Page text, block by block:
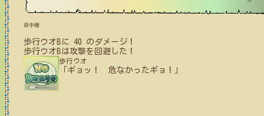
命中増
歩行ウオB に 40 のダメージ！
歩行ウオBは攻撃を回避した！
歩行ウオ
「ギョッ！ 危なかったギョ！」